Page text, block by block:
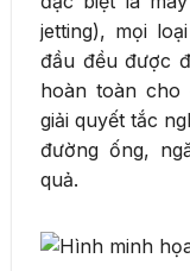
jetting), mọi
đầu đều được
hoàn toàn cho
giải quyết tắc
đường ống,
quả.